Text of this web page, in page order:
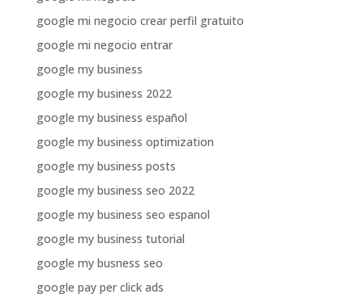
google mi negocio crear perfil gratuito
google mi negocio entrar
google my business
google my business 2022
google my business español
google my business optimization
google my business posts
google my business seo 2022
google my business seo espanol
google my business tutorial
google my busness seo
google pay per click ads